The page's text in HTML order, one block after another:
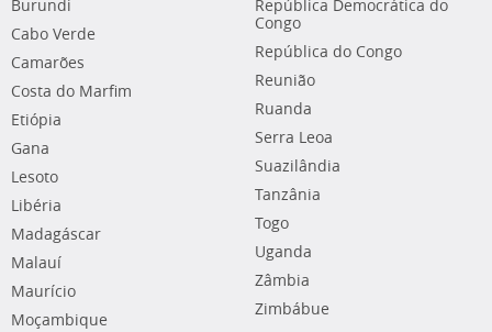
Burundi
Cabo Verde
Camarões
Costa do Marfim
Etiópia
Gana
Lesoto
Libéria
Madagáscar
Malauí
Maurício
Moçambique
República Democrática do
Congo
República do Congo
Reunião
Ruanda
Serra Leoa
Suazilândia
Tanzânia
Togo
Uganda
Zâmbia
Zimbábue